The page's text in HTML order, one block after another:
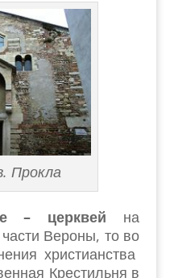
Прокла
– церквей на
Вероны, то во
христианства
Крестильня в